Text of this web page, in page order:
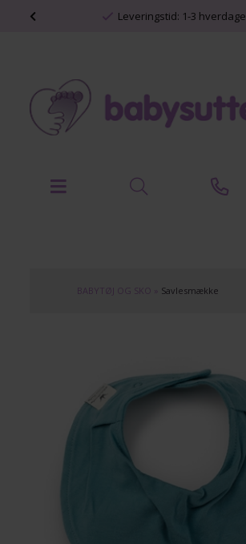
Leveringstid: 1-3 hverdage
BABYTØJ OG SKO Savlesmække